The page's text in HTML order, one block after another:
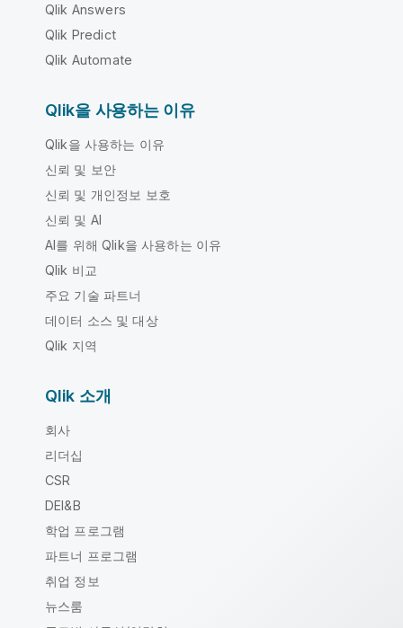
Qlik Answers
Qlik Predict
Qlik Automate
Qlik을 사용하는 이유
Qlik을 사용하는 이유
신뢰 및 보안
신뢰 및 개인정보 보호
신뢰 및 AI
AI를 위해 Qlik을 사용하는 이유
Qlik 비교
주요 기술 파트너
데이터 소스 및 대상
Qlik 지역
Qlik 소개
회사
리더십
CSR
DEI&B
학업 프로그램
파트너 프로그램
취업 정보
뉴스룸